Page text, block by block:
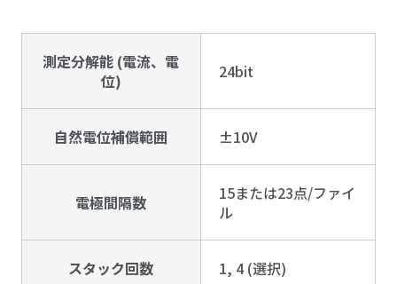
測定分解能 (電流、電
位)
24bit
自然電位補償範囲 ±10V
電極間隔数
15または23点/ファイ
ル
スタック回数 1, 4 (選択)